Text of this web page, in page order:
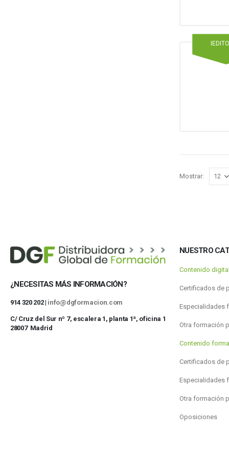
Mostrar:
¿NECESITAS MÁS INFORMACIÓN?
914 320 202 | info@dgformacion.com
C/ Cruz del Sur nº 7, escalera 1, planta 1ª, oficina 1
28007 Madrid
NUESTRO
Contenido
Certificados de
Especialidades
Otra formación
Contenido
Certificados de
Especialidades
Otra formación
Oposiciones